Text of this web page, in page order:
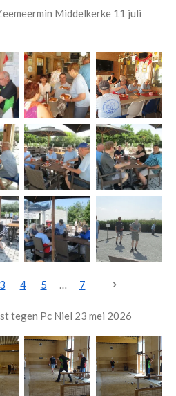
Middelkerke 11 juli
3 4 5 7
tegen Pc Niel 23 mei 2026